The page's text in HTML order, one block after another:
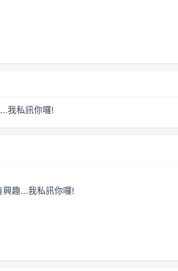
我私訊你囉!
趣...我私訊你囉!